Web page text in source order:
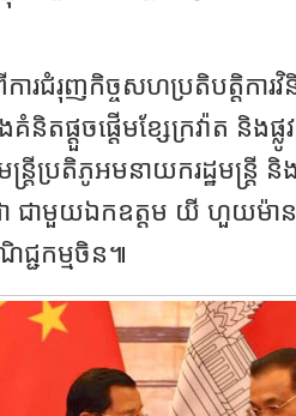
ការជំរុញកិច្ចសហប្រតិបត្តិកា
ផ្តួចផ្តើមខ្សែក្រវ៉ាត និងផ្លូ
រ្តី​ប្រតិភូអមនាយករដ្ឋមន្រ្តី និ
ា ជាមួយឯកឧត្តម យី ហួយម៉ាន
ជ្ជកម្មចិន៕